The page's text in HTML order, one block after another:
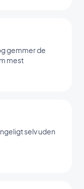
gemmer de
mest
selv uden